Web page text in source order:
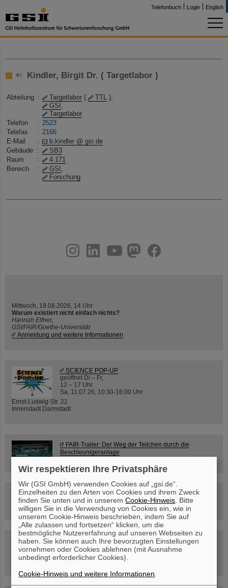
Telefonbuch Login English
Kindler, Birgit Dr. ( Targetlabor )
Abteilung : Targetlabor ( TTL ),
GSI ,
Targetlabor
Telefon
: 2523
Telefax
: 2166
E-Mail
:
b.kindler @ gsi.de
Gebäude
:
SB3
Raum
:
4.171
Bereich
: GSI ,
Forschung
youtube
helmholtz.social
facebook
Mittwoch, 19.08.2026, 14 Uhr
Warum existiert nicht einfach nichts?
Hannah Elfner,
GSI/FAIR/Goethe-Universität
Anmeldung und weitere Informationen
SCIENCE POP-UP
geöffnet Di – Fr,
12 – 17 Uhr
Sa, 11.07.26, 10:30-16:00 Uhr
Ernst-Ludwig-Str. 22
Innenstadt Darmstadt
FAIR-Trailer: Der Weg der Teilchen durch die
Beschleunigeranlage
Rundflug über die FAIR-Baustelle
Besichtigung von GSI/FAIR –
jetzt Termin buchen!
Wir respektieren Ihre Privatsphäre
Wir (GSI GmbH) verwenden Cookies auf „gsi.de“.
Einzelheiten zu den Arten von Cookies und ihrem Zweck
finden Sie unten und in unseremCookie-Hinweis . Bitte
willigen Sie in die Verwendung von Cookies ein, wie in
unserem Cookie-Hinweis beschrieben, indem Sie auf
„Alle zulassen und fortsetzen“ klicken, um die
bestmögliche Nutzererfahrung auf unseren Webseiten zu
haben. Sie können auch Ihre bevorzugten Einstellungen
vornehmen oder Cookies ablehnen (mit Ausnahme
unbedingt erforderlicher Cookies).
Cookie-Hinweis und weitere Informationen